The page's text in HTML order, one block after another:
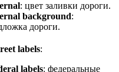
: цвет заливки дороги.
background:
дороги.
labels:
labels: федеральные